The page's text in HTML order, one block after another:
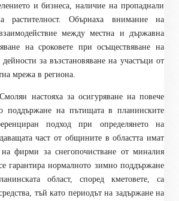
и бизнеса, наличие на пропаднали
растителност. Обърнаха внимание на
между местна и държавна
на сроковете при осъществяване на
за възстановяване на участъци от
мрежа в региона.
настояха за осигуряване на повече
поддържане на пътищата в планинските
подход при определянето на
част от общините в областта имат
фирми за снегопочистване от миналия
гарантира нормалното зимно поддържане
област, според кметовете, са
тъй като периодът на задържане на